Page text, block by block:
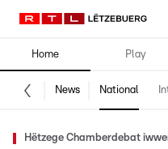
Home Play
News National
Hëtzege Chamberdebat